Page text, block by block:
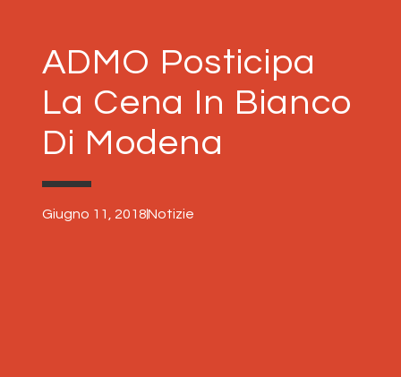
ADMO Posticipa
La Cena In Bianco
Di Modena
Giugno 11, 2018Notizie